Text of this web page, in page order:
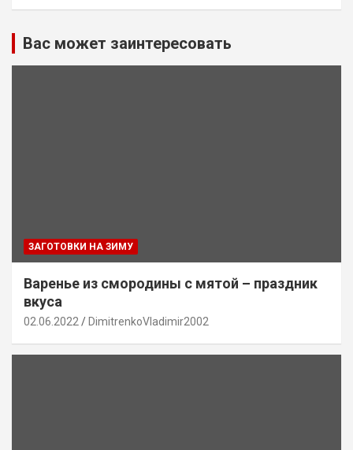
Вас может заинтересовать
ЗАГОТОВКИ НА ЗИМУ
Варенье из смородины с мятой – праздник
вкуса
02.06.2022 DimitrenkoVladimir2002